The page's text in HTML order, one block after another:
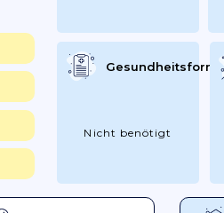
Nicht benötigt